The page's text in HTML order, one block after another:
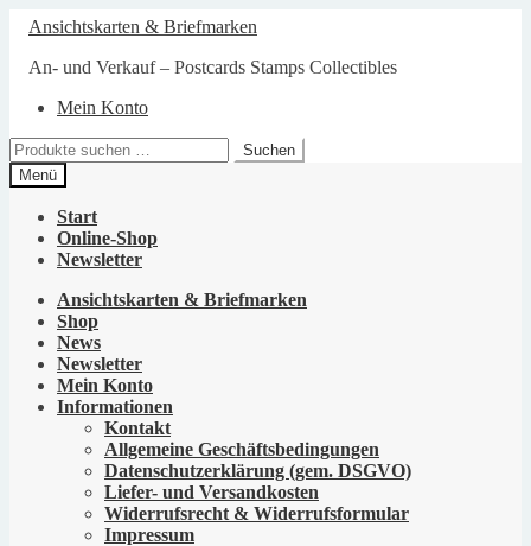
Zur
Navigation
springen
Zum
Inhalt
springen
Ansichtskarten & Briefmarken
An- und Verkauf – Postcards Stamps Collectibles
Mein Konto
Suchen
nach:
Suchen
Menü
Start
Online-Shop
Newsletter
Ansichtskarten & Briefmarken
Shop
News
Newsletter
Mein Konto
Informationen
Kontakt
Allgemeine Geschäftsbedingungen
Datenschutzerklärung (gem. DSGVO)
Liefer- und Versandkosten
Widerrufsrecht & Widerrufsformular
Impressum